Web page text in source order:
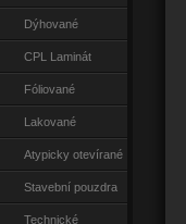
Dýhované
CPL Laminát
Fóliované
Lakované
Atypicky otevírané
Stavební pouzdra
Technické